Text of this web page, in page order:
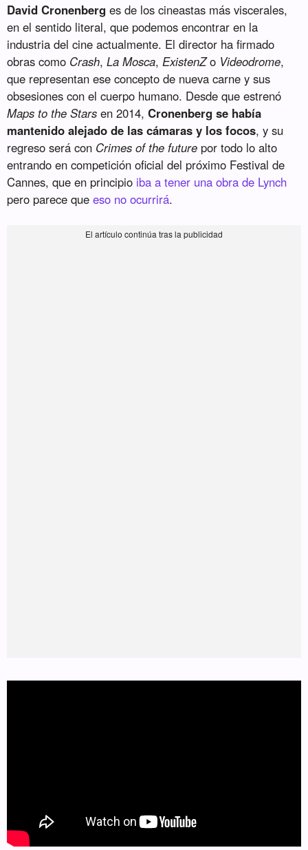
David Cronenberg es de los cineastas más viscerales,
en el sentido literal, que podemos encontrar en la
industria del cine actualmente. El director ha firmado
obras como Crash,La Mosca, ExistenZo Videodrome,
que representan ese concepto de nueva carne y sus
obsesiones con el cuerpo humano. Desde que estrenó
Maps to the Stars en 2014,Cronenberg se había
mantenido alejado de las cámaras y los focos, y su
regreso será con Crimes of the future por todo lo alto
entrando en competición oficial del próximo Festival de
Cannes, que en principio iba a tener una obra de Lynch
pero parece queeso no ocurrirá.